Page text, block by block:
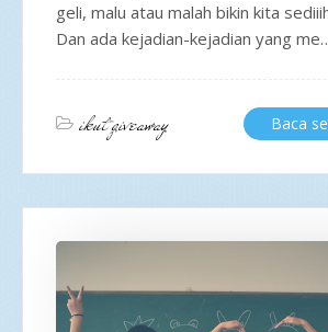
geli, malu atau malah bikin kita
Dan ada kejadian-kejadian yang
ikut giveaway Baca